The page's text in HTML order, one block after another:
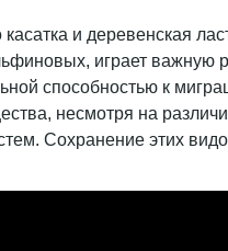
и деревенская
играет важную
способностью к
несмотря на
Сохранение этих